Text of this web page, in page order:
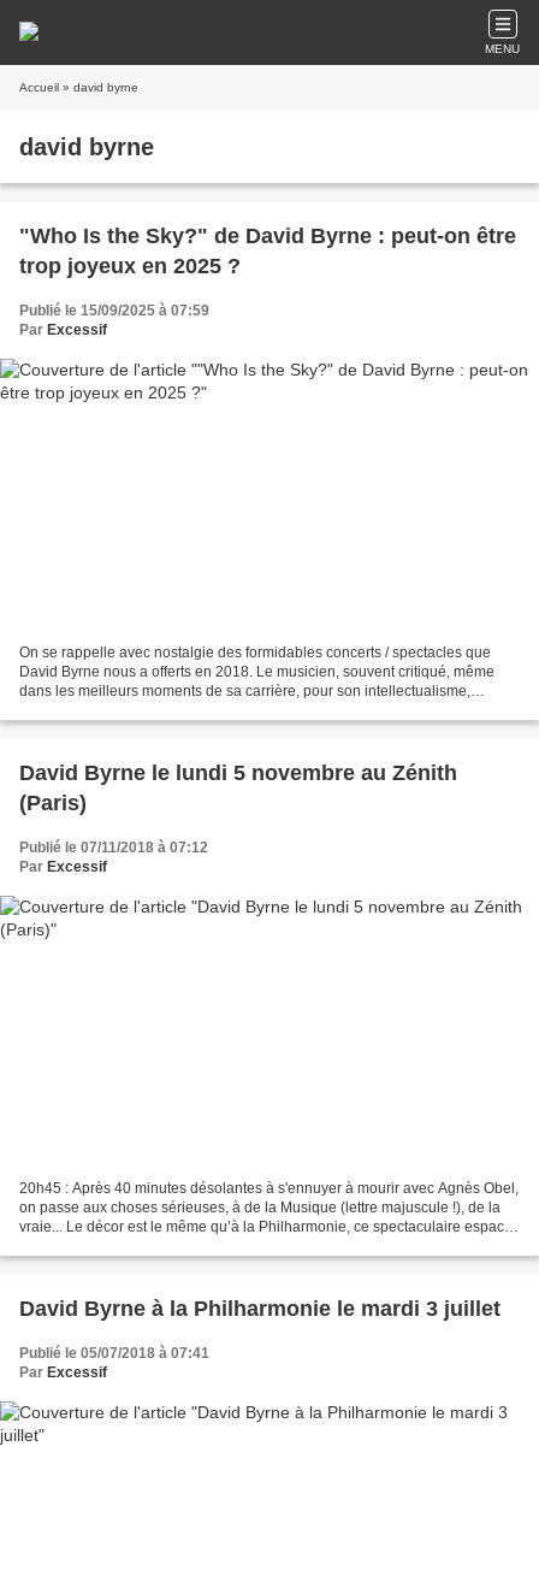
MENU
Accueil » david byrne
david byrne
"Who Is the Sky?" de David Byrne : peut-on être
trop joyeux en 2025 ?
Publié le 15/09/2025 à 07:59
Par Excessif
On se rappelle avec nostalgie des formidables concerts / spectacles que
David Byrne nous a offerts en 2018. Le musicien, souvent critiqué, même
dans les meilleurs moments de sa carrière, pour son intellectualisme,
David Byrne le lundi 5 novembre au Zénith
(Paris)
Publié le 07/11/2018 à 07:12
Par Excessif
20h45 : Après 40 minutes désolantes à s'ennuyer à mourir avec Agnès Obel,
on passe aux choses sérieuses, à de la Musique (lettre majuscule !), de la
vraie... Le décor est le même qu’à la Philharmonie, ce spectaculaire espace
David Byrne à la Philharmonie le mardi 3 juillet
Publié le 05/07/2018 à 07:41
Par Excessif